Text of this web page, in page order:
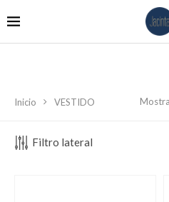
Inicio VESTIDO
Filtro lateral